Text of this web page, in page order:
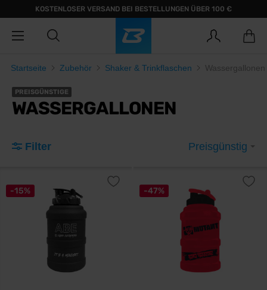
KOSTENLOSER VERSAND BEI BESTELLUNGEN ÜBER 100 €
Startseite Zubehör Shaker & Trinkflaschen Wassergallonen
PREISGÜNSTIGE
WASSERGALLONEN
Filter Preisgünstig
-15% -47%